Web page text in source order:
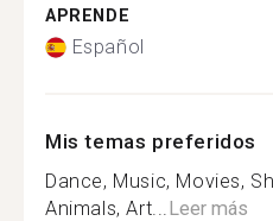
APRENDE
Español
Mis temas preferidos
Dance, Music, Movies,
Animals, Art...Leer más